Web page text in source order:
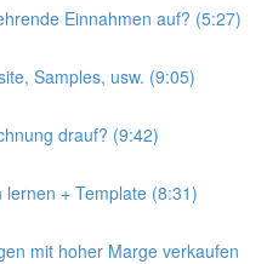
Einnahmen auf? (5:27)
Samples, usw. (9:05)
drauf? (9:42)
+ Template (8:31)
mit hoher Marge verkaufen